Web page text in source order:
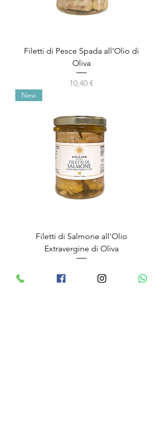
Filetti di Pesce Spada all'Olio di
Oliva
Prix
10,40 €
New
Filetti di Salmone all'Olio
Extravergine di Oliva